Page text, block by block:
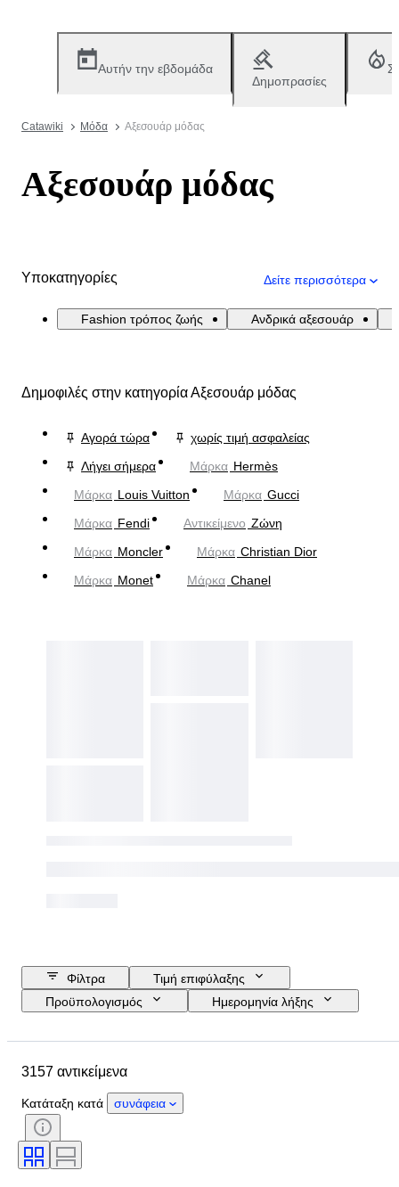
Αυτήν την εβδομάδα
Δημοπρασίες
Catawiki Μόδα Αξεσουάρ μόδας
Αξεσουάρ μόδας
Υποκατηγορίες Δείτε περισσότερα
Fashion τρόπος ζωής Ανδρικά αξεσουάρ
Δημοφιλές στην κατηγορία Αξεσουάρ μόδας
Αγορά τώρα
χωρίς τιμή ασφαλείας
Λήγει σήμερα
Μάρκα Hermès
Μάρκα Louis Vuitton Μάρκα Gucci
Μάρκα Fendi Αντικείμενο Ζώνη
Μάρκα Moncler Μάρκα Christian Dior
Μάρκα Monet Μάρκα Chanel
Φίλτρα
Τιμή επιφύλαξης
Προϋπολογισμός
Ημερομηνία λήξης
Country of origin
Κατάσταση
Λίθος
Πιστοποίηση
Λεπττότητα
Μέγεθος ρούχου
3157 αντικείμενα
Κατάταξη κατά συνάφεια